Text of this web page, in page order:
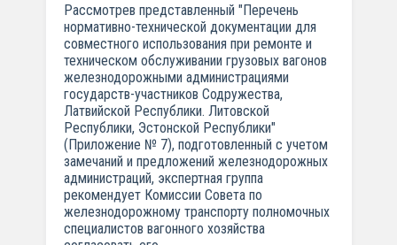
Рассмотрев представленный "Перечень
нормативно-технической документации для
совместного использования при ремонте и
техническом обслуживании грузовых вагонов
железнодорожными администрациями
государств-участников Содружества,
Латвийской Республики. Литовской
Республики, Эстонской Республики"
(Приложение № 7), подготовленный с учетом
замечаний и предложений железнодорожных
администраций, экспертная группа
рекомендует Комиссии Совета по
железнодорожному транспорту полномочных
специалистов вагонного хозяйства